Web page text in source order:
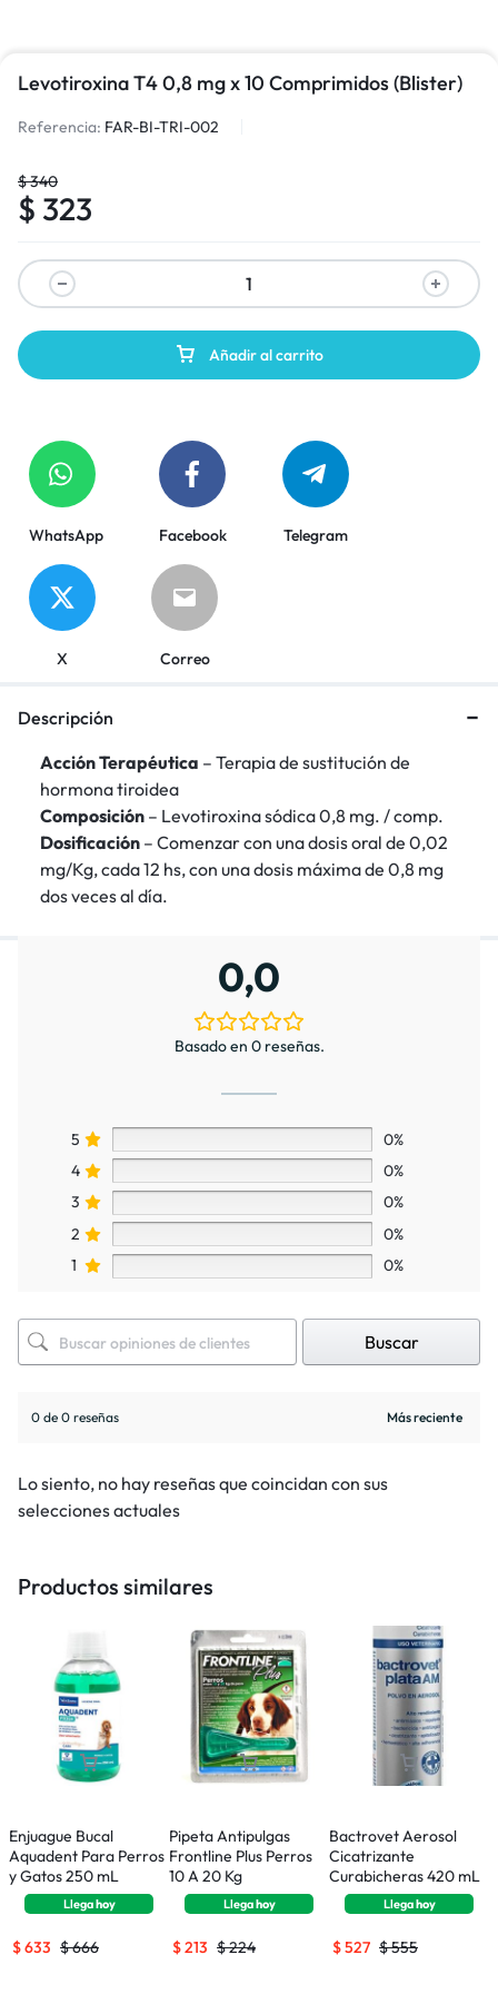
Levotiroxina T4 0,8 mg x 10 Comprimidos (Blister)
Referencia: FAR-BI-TRI-002
$340
$ 323
Añadir al carrito
WhatsApp Facebook Telegram
X Correo
Descripción
Acción Terapéutica – Terapia de sustitución de
hormona tiroidea
Composición – Levotiroxina sódica 0,8 mg. / comp.
Dosificación – Comenzar con una dosis oral de 0,02
mg/Kg, cada 12 hs, con una dosis máxima de 0,8 mg
dos veces al día.
0,0
Basado en 0 reseñas.
5
0%
4
0%
3
0%
2
0%
1
0%
Buscar
0 de 0 reseñas
Lo siento, no hay reseñas que coincidan con sus
selecciones actuales
Productos similares
Enjuague Bucal
Aquadent Para Perros
y Gatos 250 mL
Llegahoy
$666
$633
Pipeta Antipulgas
Frontline Plus Perros
10 A 20 Kg
Llegahoy
$224
$213
Bactrovet Aerosol
Cicatrizante
Curabicheras 420 mL
Llegahoy
$555
$527